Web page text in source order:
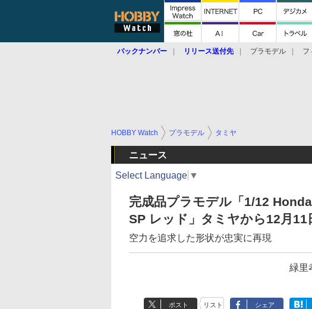
バックナンバー リリース送付先 プラモデル フ
HOBBY Watch プラモデル タミヤ
ニュース
Select Language ▼
完成品プラモデル「1/12
SP レッド」タミヤから12月11
空力を追求した形状が忠実に再現
緑里
ポスト リスト シェア